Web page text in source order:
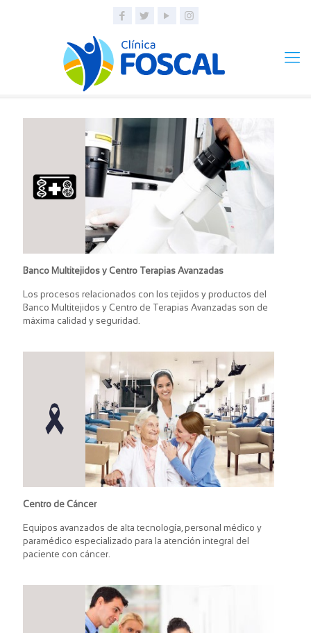
de
servicios
Banco Multitejidos y Centro Terapias Avanzadas
Los procesos relacionados con los tejidos y productos del
Banco Multitejidos y Centro de Terapias Avanzadas son de
máxima calidad y seguridad.
Centro de Cáncer
Equipos avanzados de alta tecnología, personal médico y
paramédico especializado para la atención integral del
paciente con cáncer.